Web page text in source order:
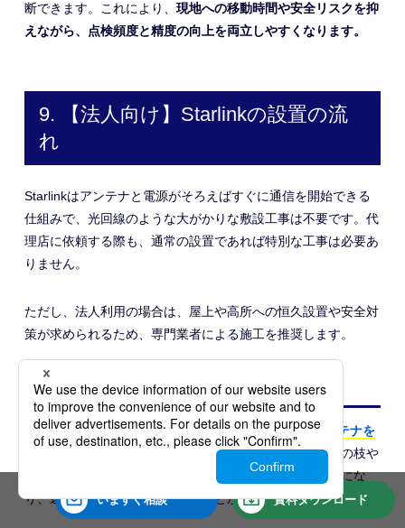
いますぐ相談 資料ダウンロード
断できます。これにより、 現地への移動時間や安全リスクを抑
えながら、点検頻度と精度の向上を両立しやすくなります。
9. 【法人向け】Starlinkの設置の流
れ
Starlinkはアンテナと電源がそろえばすぐに通信を開始できる
仕組みで、光回線のような大がかりな敷設工事は不要です。代
理店に依頼する際も、通常の設置であれば特別な工事は必要あ
りません。
ただし、法人利用の場合は、屋上や高所への恒久設置や安全対
策が求められるため、専門業者による施工を推奨します。
9-1. 設置場所を検討する
Starlinkは複数の低軌道衛星と常時通信するため、アンテナを
「空が広く見える場所」に設置することが重要です。木の枝や
建物、屋根や看板などの障害物があると、通信が不安定にな
り、速度低下や瞬断が発生することがあります。